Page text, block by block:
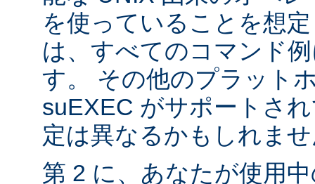
を使っていることを想
は、すべてのコマンド
す。 その他のプラット
suEXEC がサポートさ
定は異なるかもしれま
第 2 に、あなたが使用